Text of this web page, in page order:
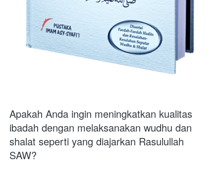
Apakah Anda ingin meningkatkan kualitas
ibadah dengan melaksanakan wudhu dan
shalat seperti yang diajarkan Rasulullah
SAW?